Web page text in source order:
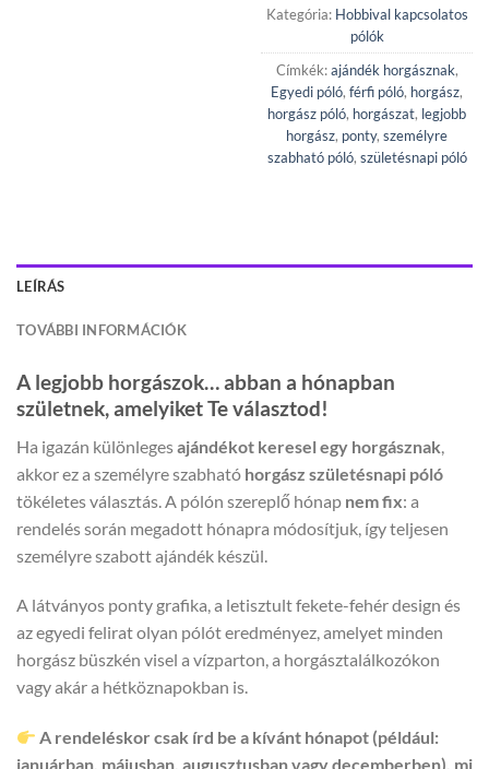
Kategória: Hobbival kapcsolatos
pólók
Címkék:ajándék horgásznak,
Egyedi póló, férfi póló, horgász,
horgász póló, horgászat, legjobb
horgász, ponty, személyre
szabható póló, születésnapi póló
LEÍRÁS
TOVÁBBI INFORMÁCIÓK
A legjobb horgászok… abban a hónapban
születnek, amelyiket Te választod!
Ha igazán különlegesajándékot keresel egy horgásznak
akkor ez a személyre szabható horgász születésnapi póló
tökéletes választás. A pólón szereplő hónap nem fix: a
rendelés során megadott hónapra módosítjuk, így teljesen
személyre szabott ajándék készül.
A látványos ponty grafika, a letisztult fekete-fehér design és
az egyedi felirat olyan pólót eredményez, amelyet minden
horgász büszkén visel a vízparton, a horgásztalálkozókon
vagy akár a hétköznapokban is.
A rendeléskor csak írd be a kívánt hónapot (például:
januárban, májusban, augusztusban vagy decemberben), mi